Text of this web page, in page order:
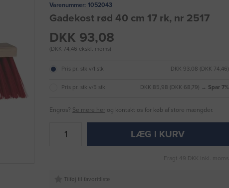
Varenummer: 1052043
Gadekost rød 40 cm 17 rk, nr 2517
DKK 93,08
(DKK 74,46 ekskl. moms)
Pris pr. stk v/1 stk DKK 93,08 (DKK 74,46)
Pris pr. stk v/5 stk DKK 85,98 (DKK 68,79) → Spar 7%
Engros? Se mere her og kontakt os for køb af store mængder.
LÆG I KURV
Fragt 49 DKK inkl. moms
Tilføj til favoritliste